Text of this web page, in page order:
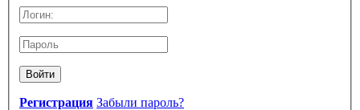
Войти
Регистрация Забыли пароль?